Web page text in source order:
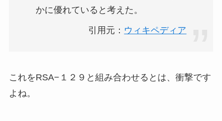
かに優れていると考えた。
引用元： ウィキペディア
これをRSA−１２９と組み合わせるとは、衝撃です
よね。